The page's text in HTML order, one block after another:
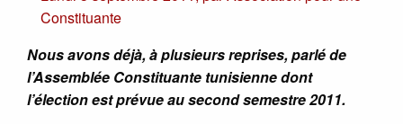
Constituante
Nous avons déjà, à plusieurs reprises, parlé de
l’Assemblée Constituante tunisienne dont
l’élection est prévue au second semestre 2011.